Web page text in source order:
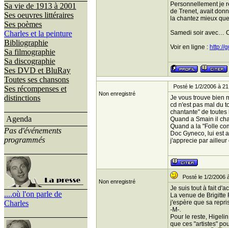
Sa vie de 1913 à 2001
Ses oeuvres littéraires
Ses poèmes
Charles et la peinture
Bibliographie
Sa filmographie
Sa discographie
Ses DVD et BluRay
Toutes ses chansons
Ses récompenses et
distinctions
Agenda
Pas d'événements
programmés
....où l'on parle de
Charles
Personnellement je
de Trenet, avait
la chantez mieux
Samedi soir avec…
Voir en ligne : http://
Non enregistré
Posté le 1/2/2006 à
Je vous trouve bien
cd n'est pas mal du
chantante" de
Quand a Smain il
Quand a la "Folle
Doc Gyneco, lui est
j'apprecie par ailleur
Non enregistré
Posté le 1/2/2006
Je suis tout à fait
La venue de Brigitte
j'espère que sa
-M-.
Pour le reste,
que ces "artistes"